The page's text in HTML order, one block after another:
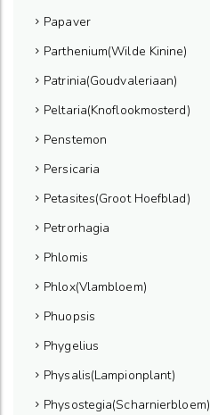
Papaver
Parthenium(Wilde Kinine)
Patrinia(Goudvaleriaan)
Peltaria(Knoflookmosterd)
Penstemon
Persicaria
Petasites(Groot Hoefblad)
Petrorhagia
Phlomis
Phlox(Vlambloem)
Phuopsis
Phygelius
Physalis(Lampionplant)
Physostegia(Scharnierbloem)